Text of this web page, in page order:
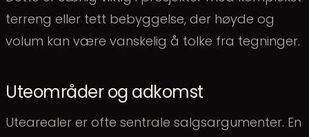
terreng eller tett bebyggelse, der høyde og
volum kan være vanskelig å tolke fra tegninger.
Uteområder og adkomst
Utearealer er ofte sentrale salgsargumenter. En